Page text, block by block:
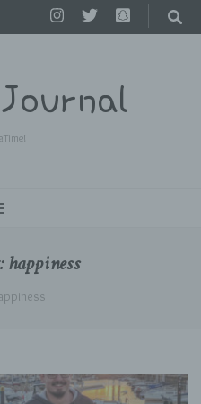
happiness